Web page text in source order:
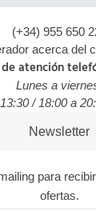
(+34) 955 650
acerca del
atención
Lunes a
/ 18:00 a
Newsletter
para
ofertas.